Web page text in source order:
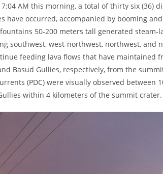
AM this morning, a total of thirty six (36)
have occurred, accompanied by booming
50-200 meters tall generated
southwest, west-northwest, northwest, and
feeding lava flows that have maintained
Basud Gullies, respectively, from the
(PDC) were visually observed between
within 4 kilometers of the summit crater.